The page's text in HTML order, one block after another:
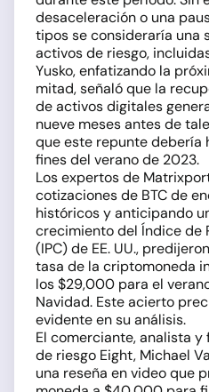
desaceleración o una
tipos se consideraría una
activos de riesgo,
Yusko, enfatizando la
mitad, señaló que la
de activos digitales
nueve meses antes de
que este repunte debería
fines del verano de 2023.
Los expertos de
cotizaciones de BTC de
históricos y anticipando
crecimiento del Índice de
(IPC) de EE. UU.,
tasa de la criptomoneda
los $29,000 para el
Navidad. Este acierto
evidente en su análisis.
El comerciante, analista
de riesgo Eight, Michael
una reseña en video que